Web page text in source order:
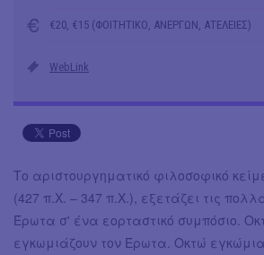
€20, €15 (ΦΟΙΤΗΤΙΚΟ, ΑΝΕΡΓΩΝ, ΑΤΕΛΕΙΕΣ)
WebLink
Το αριστουργηματικό φιλοσοφικό
(427 π.Χ. – 347 π.Χ.), εξετάζει τις
Έρωτα σ' ένα εορταστικό συμπόσιο.
εγκωμιάζουν τον Έρωτα. Οκτώ